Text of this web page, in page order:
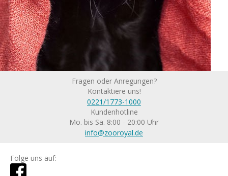
Fragen oder Anregungen?
Kontaktiere uns!
0221/1773-1000
Kundenhotline
Mo. bis Sa. 8:00 - 20:00 Uhr
info@zooroyal.de
Folge uns auf: